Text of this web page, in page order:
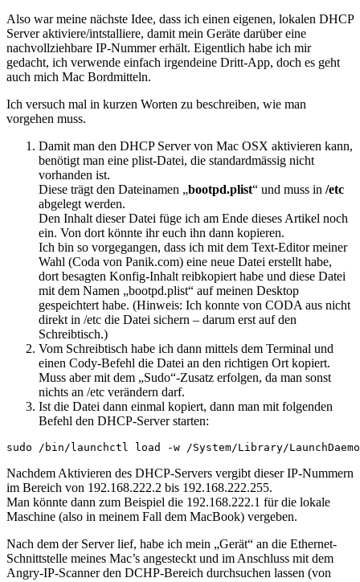
Also war meine nächste Idee, dass ich einen eigenen, lokalen DHCP
Server aktiviere/intstalliere, damit mein Geräte darüber eine
nachvollziehbare IP-Nummer erhält. Eigentlich habe ich mir
gedacht, ich verwende einfach irgendeine Dritt-App, doch es geht
auch mich Mac Bordmitteln.
Ich versuch mal in kurzen Worten zu beschreiben, wie man
vorgehen muss.
Damit man den DHCP Server von Mac OSX aktivieren kann,
benötigt man eine plist-Datei, die standardmässig nicht
vorhanden ist.
Diese trägt den Dateinamen „bootpd.plist“ und muss in /etc
abgelegt werden.
Den Inhalt dieser Datei füge ich am Ende dieses Artikel noch
ein. Von dort könnte ihr euch ihn dann kopieren.
Ich bin so vorgegangen, dass ich mit dem Text-Editor meiner
Wahl (Coda von Panik.com) eine neue Datei erstellt habe,
dort besagten Konfig-Inhalt reibkopiert habe und diese Datei
mit dem Namen „bootpd.plist“ auf meinen Desktop
gespeichtert habe. (Hinweis: Ich konnte von CODA aus nicht
direkt in /etc die Datei sichern – darum erst auf den
Schreibtisch.)
Vom Schreibtisch habe ich dann mittels dem Terminal und
einen Cody-Befehl die Datei an den richtigen Ort kopiert.
Muss aber mit dem „Sudo“-Zusatz erfolgen, da man sonst
nichts an /etc verändern darf.
Ist die Datei dann einmal kopiert, dann man mit folgenden
Befehl den DHCP-Server starten:
sudo /bin/launchctl load -w /System/Library/
Nachdem Aktivieren des DHCP-Servers vergibt dieser IP-Nummern
im Bereich von 192.168.222.2 bis 192.168.222.255.
Man könnte dann zum Beispiel die 192.168.222.1 für die lokale
Maschine (also in meinem Fall dem MacBook) vergeben.
Nach dem der Server lief, habe ich mein „Gerät“ an die Ethernet-
Schnittstelle meines Mac’s angesteckt und im Anschluss mit dem
Angry-IP-Scanner den DCHP-Bereich durchsuchen lassen (von